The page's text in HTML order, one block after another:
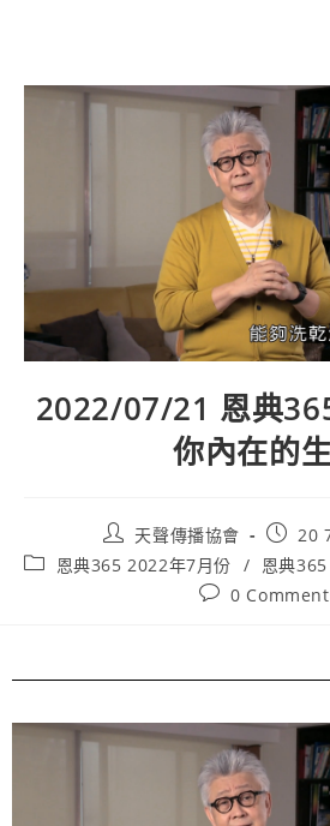
2022/07/21 恩典
你內在的
天聲傳播協會
20
恩典365 2022年7月份 / 恩典365
0